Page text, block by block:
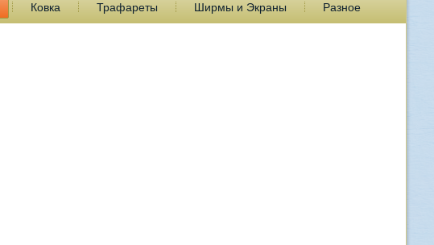
Ковка Трафареты Ширмы и Экраны Разное